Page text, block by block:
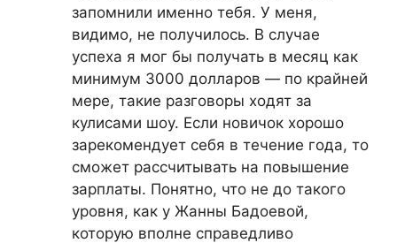
запомнили именно тебя. У меня,
видимо, не получилось. В случае
успеха я мог бы получать в месяц как
минимум 3000 долларов — по крайней
мере, такие разговоры ходят за
кулисами шоу. Если новичок хорошо
зарекомендует себя в течение года, то
сможет рассчитывать на повышение
зарплаты. Понятно, что не до такого
уровня, как у Жанны Бадоевой,
которую вполне справедливо